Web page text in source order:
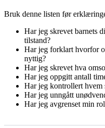
Bruk denne listen før
Har jeg skrevet barnets
tilstand?
Har jeg forklart hvorfor
nyttig?
Har jeg skrevet hva
Har jeg oppgitt antall
Har jeg kontrollert hvem
Har jeg unngått
Har jeg avgrenset min